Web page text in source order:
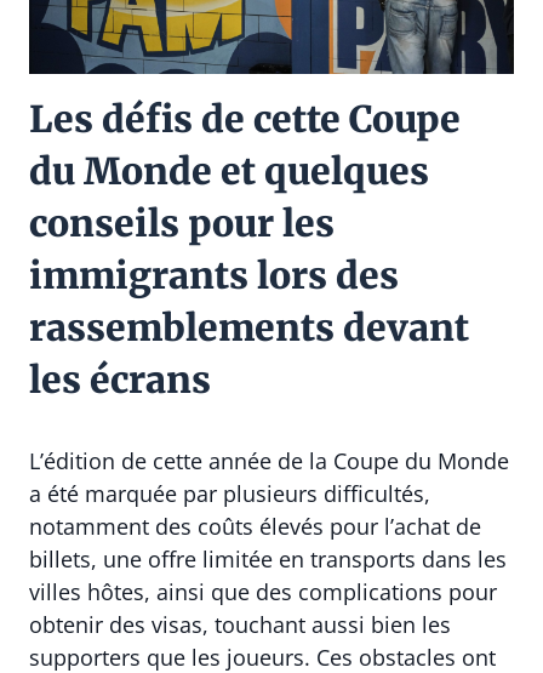
Les défis de cette Coupe
du Monde et quelques
conseils pour les
immigrants lors des
rassemblements devant
les écrans
L’édition de cette année de la Coupe du Monde
a été marquée par plusieurs difficultés,
notamment des coûts élevés pour l’achat de
billets, une offre limitée en transports dans les
villes hôtes, ainsi que des complications pour
obtenir des visas, touchant aussi bien les
supporters que les joueurs. Ces obstacles ont